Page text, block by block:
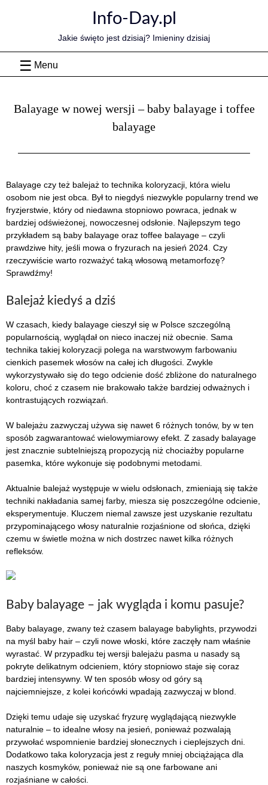
Info-Day.pl
Jakie święto jest dzisiaj? Imieniny dzisiaj
Menu
Balayage w nowej wersji – baby balayage i toffee
balayage
Balayage czy też balejaż to technika koloryzacji, która wielu
osobom nie jest obca. Był to niegdyś niezwykle popularny trend we
fryzjerstwie, który od niedawna stopniowo powraca, jednak w
bardziej odświeżonej, nowoczesnej odsłonie. Najlepszym tego
przykładem są baby balayage oraz toffee balayage – czyli
prawdziwe hity, jeśli mowa o fryzurach na jesień 2024. Czy
rzeczywiście warto rozważyć taką włosową metamorfozę?
Sprawdźmy!
Balejaż kiedyś a dziś
W czasach, kiedy balayage cieszył się w Polsce szczególną
popularnością, wyglądał on nieco inaczej niż obecnie. Sama
technika takiej koloryzacji polega na warstwowym farbowaniu
cienkich pasemek włosów na całej ich długości. Zwykle
wykorzystywało się do tego odcienie dość zbliżone do naturalnego
koloru, choć z czasem nie brakowało także bardziej odważnych i
kontrastujących rozwiązań.
W balejażu zazwyczaj używa się nawet 6 różnych tonów, by w ten
sposób zagwarantować wielowymiarowy efekt. Z zasady balayage
jest znacznie subtelniejszą propozycją niż chociażby popularne
pasemka, które wykonuje się podobnymi metodami.
Aktualnie balejaż występuje w wielu odsłonach, zmieniają się także
techniki nakładania samej farby, miesza się poszczególne odcienie,
eksperymentuje. Kluczem niemal zawsze jest uzyskanie rezultatu
przypominającego włosy naturalnie rozjaśnione od słońca, dzięki
czemu w świetle można w nich dostrzec nawet kilka różnych
refleksów.
Baby balayage – jak wygląda i komu pasuje?
Baby balayage, zwany też czasem balayage babylights, przywodzi
na myśl baby hair – czyli nowe włoski, które zaczęły nam właśnie
wyrastać. W przypadku tej wersji balejażu pasma u nasady są
pokryte delikatnym odcieniem, który stopniowo staje się coraz
bardziej intensywny. W ten sposób włosy od góry są
najciemniejsze, z kolei końcówki wpadają zazwyczaj w blond.
Dzięki temu udaje się uzyskać fryzurę wyglądającą niezwykle
naturalnie – to idealne włosy na jesień, ponieważ pozwalają
przywołać wspomnienie bardziej słonecznych i cieplejszych dni.
Dodatkowo taka koloryzacja jest z reguły mniej obciążająca dla
naszych kosmyków, ponieważ nie są one farbowane ani
rozjaśniane w całości.